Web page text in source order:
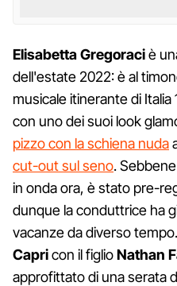
Elisabetta Gregoraciè
dell'estate 2022: è al
musicale itinerante di
con uno dei suoi look
pizzo con la schiena nuda
cut-out sul seno.
in onda ora, è stato pre-
dunque la conduttrice ha
vacanze da diverso
Capricon il figlioNathan
approfittato di una serata